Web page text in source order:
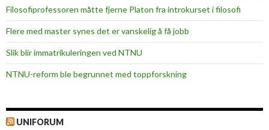
Filosofiprofessoren måtte fjerne Platon fra introkurset i filosofi
Flere med master synes det er vanskelig å få jobb
Slik blir immatrikuleringen ved NTNU
NTNU-reform ble begrunnet med toppforskning
UNIFORUM